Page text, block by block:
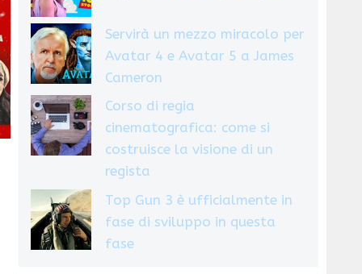
Servirà un mezzo miracolo per
Avatar 4 e Avatar 5 a James
Cameron
Corso di regia
cinematografica: come si
costruisce la visione di un
regista
Top Gun 3 è ufficialmente in
fase di sviluppo in questa
fase